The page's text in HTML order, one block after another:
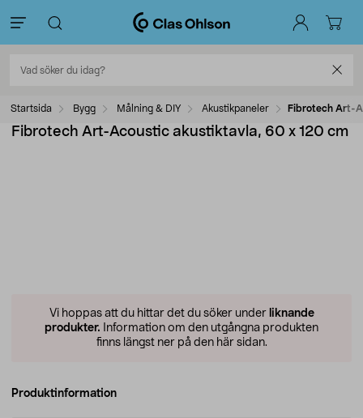
Startsida Bygg Målning & DIY Akustikpaneler Fibrotech Art-
Fibrotech Art-Acoustic akustiktavla, 60 x 120 cm
Vi hoppas att du hittar det du söker under liknande
produkter. Information om den utgångna produkten
finns längst ner på den här sidan.
Produktinformation